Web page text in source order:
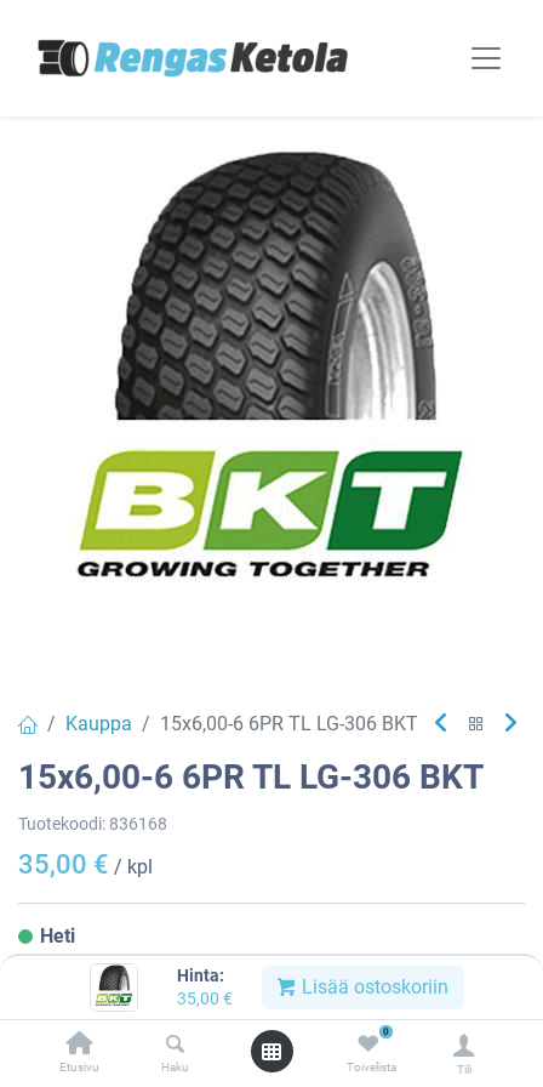
Hinta:
35,00 € Lisää ostoskoriin
Etusivu Haku
0
Toivelista Tili
Kauppa 15x6,00-6 6PR TL LG-306 BKT
15x6,00-6 6PR TL LG-306 BKT
Tuotekoodi: 836168
35,00 € / kpl
Heti
saatavilla:3 kpl
Asennuspalvelu